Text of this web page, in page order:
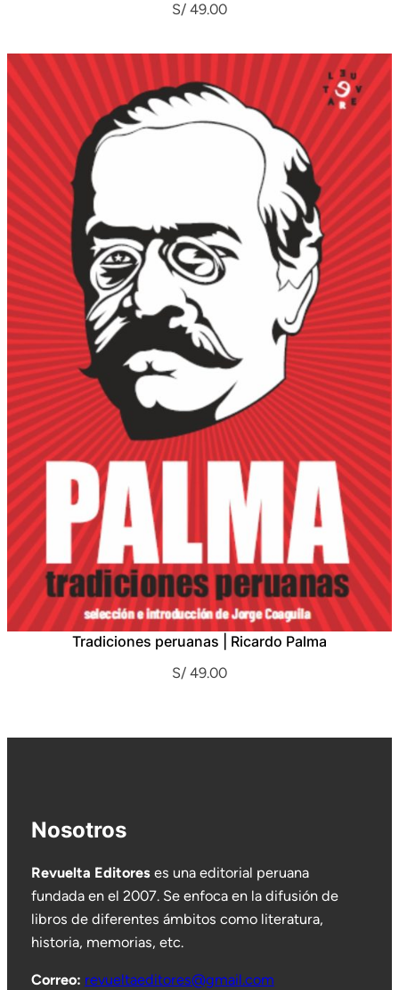
S/ 49.00
Tradiciones peruanas | Ricardo Palma
S/ 49.00
Nosotros
Revuelta Editoreses una editorial peruana
fundada en el 2007. Se enfoca en la difusión de
libros de diferentes ámbitos como literatura,
historia, memorias, etc.
Correo: revueltaeditores@gmail.com